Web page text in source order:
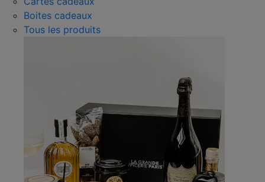
Boites cadeaux
Tous les produits